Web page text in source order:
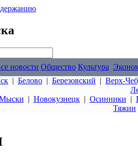
новости Общество Культура
| Белово | Березовский | Верх-
| Новокузнецк| Осинники |
Тяжин